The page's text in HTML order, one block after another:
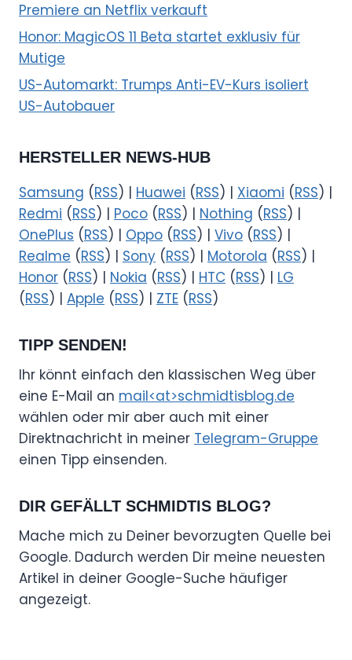
Premiere an Netflix verkauft
Honor: MagicOS 11 Beta startet exklusiv für
Mutige
US-Automarkt: Trumps Anti-EV-Kurs isoliert
US-Autobauer
HERSTELLER NEWS-HUB
Samsung (RSS) | Huawei (RSS) | Xiaomi (RSS) |
Redmi (RSS) | Poco (RSS) | Nothing (RSS) |
OnePlus (RSS) | Oppo (RSS) | Vivo (RSS) |
Realme (RSS) | Sony (RSS) | Motorola (RSS) |
Honor (RSS) | Nokia (RSS) | HTC (RSS) | LG
(RSS) | Apple (RSS) | ZTE (RSS)
TIPP SENDEN!
Ihr könnt einfach den klassischen Weg über
eine E-Mail an mail<at>schmidtisblog.de
wählen oder mir aber auch mit einer
Direktnachricht in meiner Telegram-Gruppe
einen Tipp einsenden.
DIR GEFÄLLT SCHMIDTIS BLOG?
Mache mich zu Deiner bevorzugten Quelle bei
Google. Dadurch werden Dir meine neuesten
Artikel in deiner Google-Suche häufiger
angezeigt.